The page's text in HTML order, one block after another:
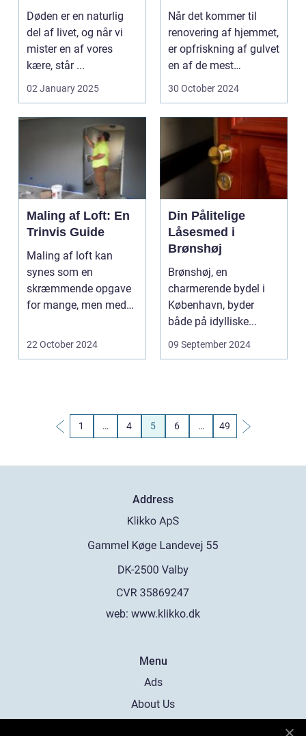
Døden er en naturlig
del af livet, og når vi
mister en af vores
kære, står ...
02 January 2025
Når det kommer til
renovering af hjemmet,
er opfriskning af gulvet
en af de mest
betydningsful...
30 October 2024
Maling af Loft: En
Trinvis Guide
Maling af loft kan
synes som en
skræmmende opgave
for mange, men med
og...
22 October 2024
Din Pålitelige
Låsesmed i
Brønshøj
Brønshøj, en
charmerende bydel i
København, byder
både på idylliske...
09 September 2024
1 … 4 5 6 … 49
Address
web: www.klikko.dk
Menu
Ads
About Us